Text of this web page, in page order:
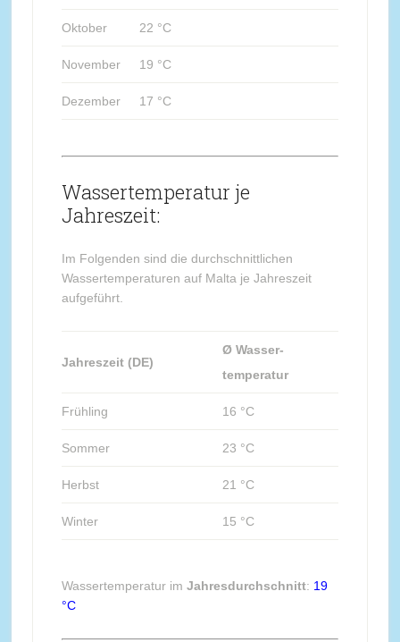
Oktober 22 °C
November 19 °C
Dezember 17 °C
Wassertemperatur je
Jahreszeit:
Im Folgenden sind die durchschnittlichen
Wassertemperaturen auf Malta je Jahreszeit
aufgeführt.
Jahreszeit (DE)
Ø Wasser-
temperatur
Frühling 16 °C
Sommer 23 °C
Herbst 21 °C
Winter 15 °C
Wassertemperatur im Jahresdurchschnitt: 19
°C